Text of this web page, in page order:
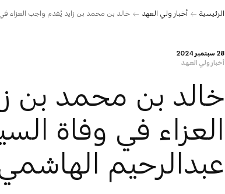
الرئيسية أخبار ولي العهد خالد بن محمد بن زايد يُقدم واجب العزاء
28 سبتمبر 2024
أخبار ولي العهد
خالد بن محمد بن
العزاء في وفاة
عبدالرحيم